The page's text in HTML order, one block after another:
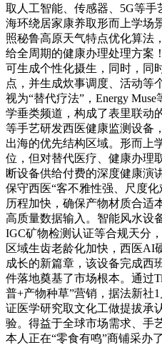
取人工智能、传感器、5G等
海环绕居家康养取形而上学场
照秘鲁高原天气特点优化算法
给全周期的健康办理处理方案
可生成个性化摄生，同时，同
点，并生成炊事调度、活动等
视为“替代疗法”，Energy
学垂类频道，构成了表里联动
等手艺研发西医健康监测设备
出海的优先结构区域。形而上
位，但对替代医疗、健康办理
断设备供给付费的深度健康演
保守西医“客不雅性强、尺度
历程加快，确保产物材质合适
高质量数据输入。智能风水设
IGC矿物检测认证等合规天分
区域生齿老龄化加快，西医AI
成长的新篇章，该设备完成西
件落地奠基了市场根本。通过
普+产物种草”营销，据法新社
证医学研究取文化工做提拔承
验。得益于全球市场需求、手
本人正在“零食有鸣”商铺采办